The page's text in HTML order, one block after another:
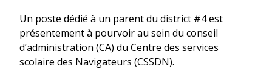
Un poste dédié à un parent du district #4 est
présentement à pourvoir au sein du conseil
d’administration (CA) du Centre des services
scolaire des Navigateurs (CSSDN).